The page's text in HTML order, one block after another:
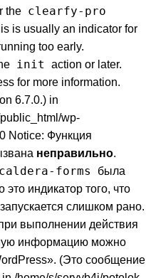
the clearfy-pro
is usually an indicator for
too early.
init
action or later.
for more information.
6.7.0.) in
wp-
Notice: Функция
неправильно.
caldera-forms
была
индикатор того, что
слишком рано.
выполнении действия
информацию можно
. (Это сообщение